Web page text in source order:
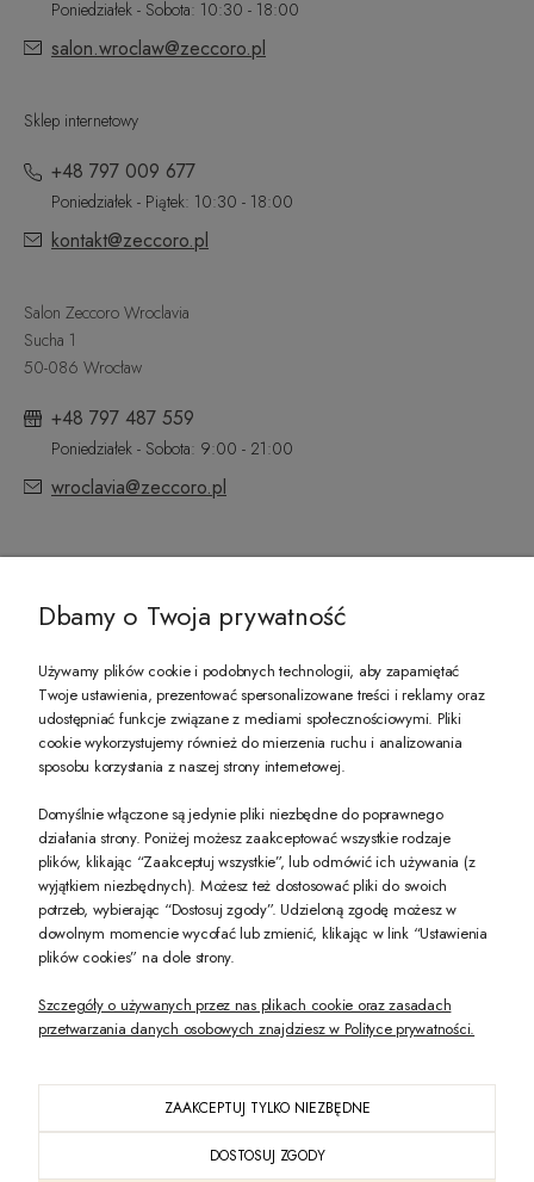
Poniedziałek - Sobota: 10:30 - 18:00
salon.wroclaw@zeccoro.pl
Sklep internetowy
+48 797 009 677
Poniedziałek - Piątek: 10:30 - 18:00
kontakt@zeccoro.pl
Salon Zeccoro Wroclavia
Sucha 1
50-086 Wrocław
+48 797 487 559
Poniedziałek - Sobota: 9:00 - 21:00
wroclavia@zeccoro.pl
PREZENT DLA CIEBIE!
-10% na pierwsze zakupy na zeccoro.pl Gdy zapiszesz się do naszego
Twoje dane będą przetwarzane zgodnie z nasząpolityką prywatności
POKAŻ PEŁNĄ WERSJĘ STRONY
PL
Dbamy o Twoja prywatność
Używamy plików cookie i podobnych technologii, aby zapamiętać
Twoje ustawienia, prezentować spersonalizowane treści i reklamy oraz
udostępniać funkcje związane z mediami społecznościowymi. Pliki
cookie wykorzystujemy również do mierzenia ruchu i analizowania
sposobu korzystania z naszej strony internetowej.
Domyślnie włączone są jedynie pliki niezbędne do poprawnego
działania strony. Poniżej możesz zaakceptować wszystkie rodzaje
plików, klikając “Zaakceptuj wszystkie”, lub odmówić ich używania (z
wyjątkiem niezbędnych). Możesz też dostosować pliki do swoich
potrzeb, wybierając “Dostosuj zgody”. Udzieloną zgodę możesz w
dowolnym momencie wycofać lub zmienić, klikając w link “Ustawienia
plików cookies” na dole strony.
Szczegóły o używanych przez nas plikach cookie oraz zasadach
przetwarzania danych osobowych znajdziesz w Polityce prywatności.
ZAAKCEPTUJ TYLKO NIEZBĘDNE
DOSTOSUJ ZGODY